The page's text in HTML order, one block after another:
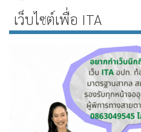
เว็บไซต์เพื่อ ITA